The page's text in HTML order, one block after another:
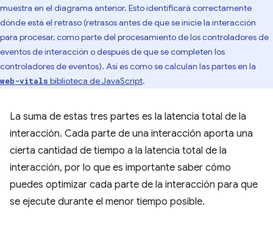
muestra en el diagrama anterior. Esto identificará correctamente
dónde está el retraso (retrasos antes de que se inicie la interacción
para procesar, como parte del procesamiento de los controladores de
eventos de interacción o después de que se completen los
controladores de eventos). Así es como se calculan las partes en la
web-vitals biblioteca de JavaScript.
La suma de estas tres partes es la latencia total de la
interacción. Cada parte de una interacción aporta una
cierta cantidad de tiempo a la latencia total de la
interacción, por lo que es importante saber cómo
puedes optimizar cada parte de la interacción para que
se ejecute durante el menor tiempo posible.